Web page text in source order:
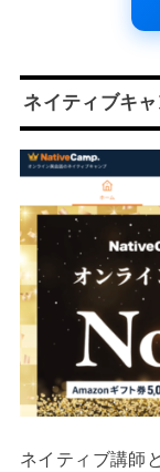
ネイティブキ
ネイティブ講師